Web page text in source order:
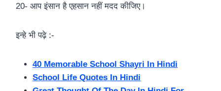
20- आप इंसान है एहसान नहीं मदद कीजिए।
इन्हे भी पढ़े :-
40 Memorable School Shayri In Hindi
School Life Quotes In Hindi